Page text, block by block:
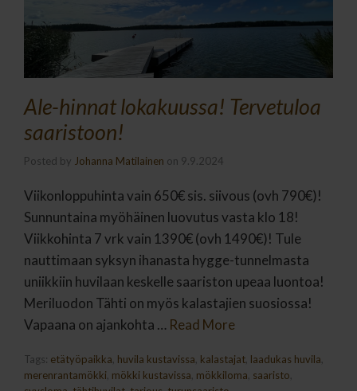
Ale-hinnat lokakuussa! Tervetuloa
saaristoon!
Posted by Johanna Matilainen on 9.9.2024
Viikonloppuhinta vain 650€ sis. siivous (ovh 790€)!
Sunnuntaina myöhäinen luovutus vasta klo 18!
Viikkohinta 7 vrk vain 1390€ (ovh 1490€)! Tule
nauttimaan syksyn ihanasta hygge-tunnelmasta
uniikkiin huvilaan keskelle saariston upeaa luontoa!
Meriluodon Tähti on myös kalastajien suosiossa!
Vapaana on ajankohta … Read More
Tags: etätyöpaikka huvila kustavissa kalastajat laadukas huvila
merenrantamökki mökki kustavissa mökkiloma saaristo